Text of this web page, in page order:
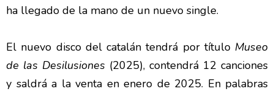
ha llegado de la mano de un nuevo single.
El nuevo disco del catalán tendrá por título Museo
de las Desilusiones (2025), contendrá 12 canciones
y saldrá a la venta en enero de 2025. En palabras